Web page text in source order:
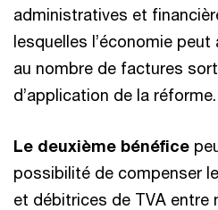
administratives et
lesquelles l’économie peut
au nombre de factures
d’application de la réforme.
Le deuxième bénéfice
possibilité de compenser
et débitrices de TVA entre